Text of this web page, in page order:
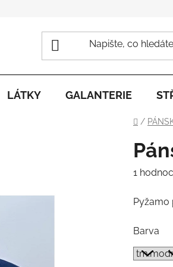
LÁTKY GALANTERIE
Domů
/
produktu
5,0
z
1
Pyžamo
Barva